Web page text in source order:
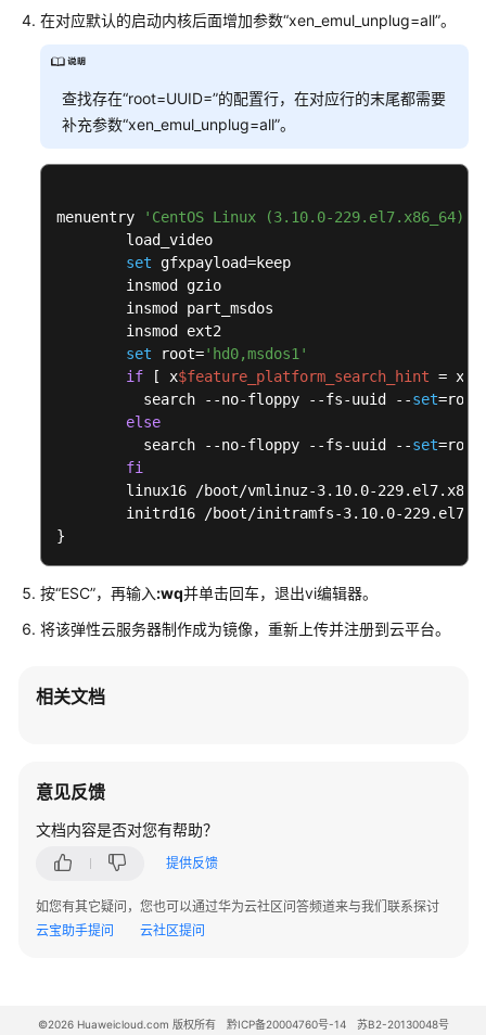
像
创
类
享
类
镜
入
像
出
类
镜
像
在对应默认的启动内核后面增加参数“xen_emul_unplug=all”。
查找存在“root=UUID=”的配置行，在对应行的末尾都需要
补充参数“xen_emul_unplug=all”。
menuentry
'CentOS Linux (3.10.0-229.el7.x86_64)
        load_video
set gfxpayload=keep
        insmod gzio
        insmod part_msdos
        insmod ext2
set root='hd0,msdos1'
if [ x$feature_platform_search_hint =
          search --no-floppy --fs-uuid --
set
else
          search --no-floppy --fs-uuid --
set=root
fi
linux16 /boot/vmlinuz-3.10.0-
initrd16 /boot/initramfs-3.10.0-
}
按“ESC”，再输入:wq并单击回车，退出vi编辑器。
将该弹性云服务器制作成为镜像，重新上传并注册到云平台。
相关文档
意见反馈
文档内容是否对您有帮助？
提供反馈
如您有其它疑问，您也可以通过华为云社区问答频道来与我们联系探讨
云宝助手提问
云社区提问
©2026 Huaweicloud.com 版权所有 黔ICP备20004760号-14
苏B2-20130048号